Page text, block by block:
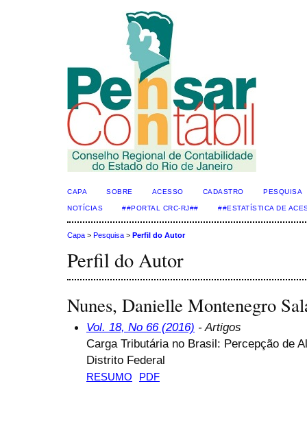
CAPA SOBRE ACESSO CADASTRO PESQUISA
NOTÍCIAS ##PORTAL CRC-RJ## ##ESTATÍSTICA DE
Capa > Pesquisa > Perfil do Autor
Perfil do Autor
Nunes, Danielle Montenegro
Vol. 18, No 66 (2016) - Artigos
Carga Tributária no Brasil: Percepção de
Distrito Federal
RESUMO PDF